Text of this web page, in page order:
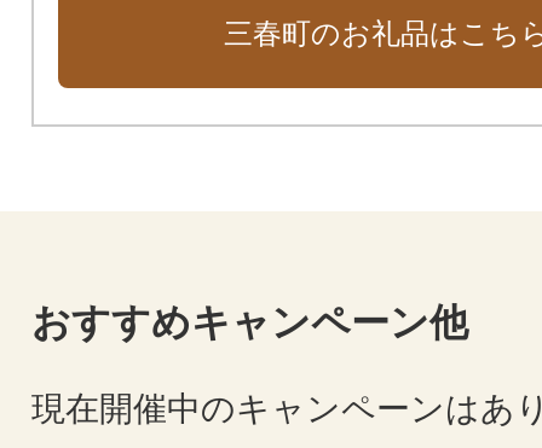
三春町のお礼品はこち
おすすめキャンペーン他
現在開催中のキャンペーンはあ